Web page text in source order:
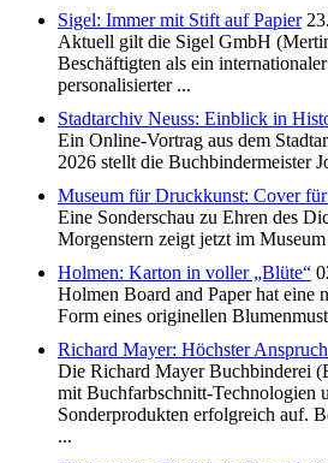
Sigel: Immer mit Stift auf Papier
Aktuell gilt die Sigel GmbH
Beschäftigten als ein
personalisierter ...
Stadtarchiv Neuss: Einblick in
Ein Online-Vortrag aus dem
2026 stellt die Buchbindermeister
Museum für Druckkunst: Cover
Eine Sonderschau zu Ehren des
Morgenstern zeigt jetzt im
Holmen: Karton in voller „Blüte“
Holmen Board and Paper hat eine
Form eines originellen
Richard Mayer: Höchster Anspruch
Die Richard Mayer Buchbinderei
mit Buchfarbschnitt-Technologien
Sonderprodukten erfolgreich auf.
...